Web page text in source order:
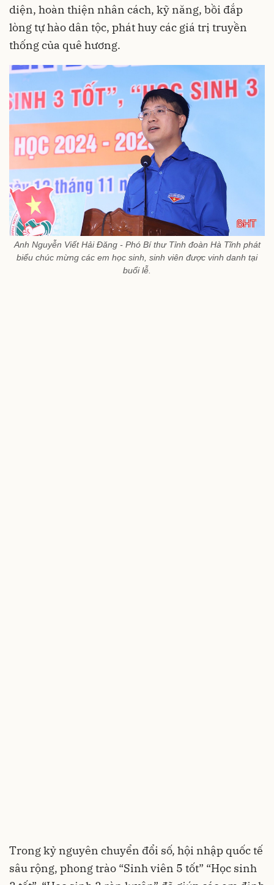
diện, hoàn thiện nhân cách, kỹ năng, bồi đắp
lòng tự hào dân tộc, phát huy các giá trị truyền
thống của quê hương.
Anh Nguyễn Viết Hải Đăng - Phó Bí thư Tỉnh đoàn Hà Tĩnh phát
biểu chúc mừng các em học sinh, sinh viên được vinh danh tại
buổi lễ.
Trong kỷ nguyên chuyển đổi số, hội nhập quốc tế
sâu rộng, phong trào “Sinh viên 5 tốt” “Học sinh